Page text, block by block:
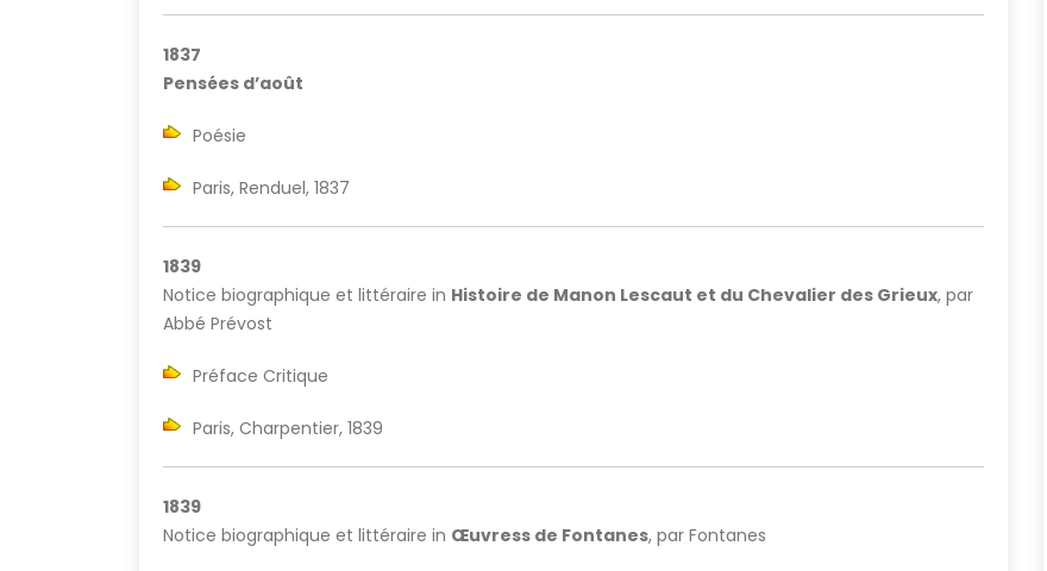
1837
Pensées d’août
Poésie
Paris, Renduel, 1837
1839
Notice biographique et littéraire in Histoire de Manon Lescaut et du Chevalier des Grieux, par
Abbé Prévost
Préface Critique
Paris, Charpentier, 1839
1839
Notice biographique et littéraire in Œuvress de Fontanes, par Fontanes